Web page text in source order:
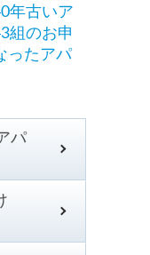
年古いア
組のお申
ったアパ
パ